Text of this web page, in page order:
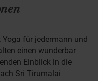
Yoga für jedermann und
einen wunderbar
Einblick in die
Sri Tirumalai